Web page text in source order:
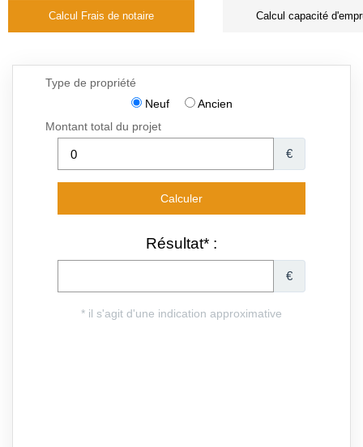
Calcul Frais de notaire Calcul capacité